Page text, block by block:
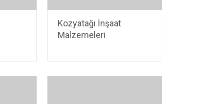
Kozyatağı İnşaat
Malzemeleri